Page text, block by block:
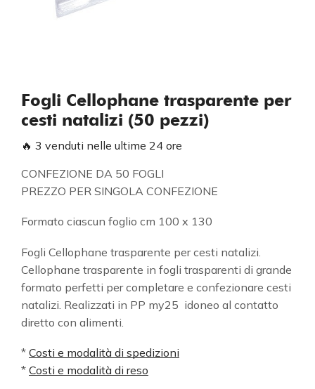
Fogli Cellophane trasparente per
cesti natalizi (50 pezzi)
🔥 3 venduti nelle ultime 24 ore
CONFEZIONE DA 50 FOGLI
PREZZO PER SINGOLA CONFEZIONE
Formato ciascun foglio cm 100 x 130
Fogli Cellophane trasparente per cesti natalizi.
Cellophane trasparente in fogli trasparenti di grande
formato perfetti per completare e confezionare cesti
natalizi. Realizzati in PP my25 idoneo al contatto
diretto con alimenti.
* Costi e modalità di spedizioni
* Costi e modalità di reso